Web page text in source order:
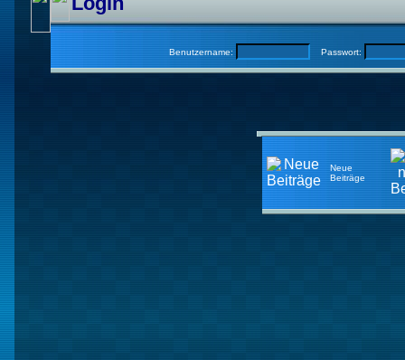
Benutzername: Passwort:
Neue
Beiträge